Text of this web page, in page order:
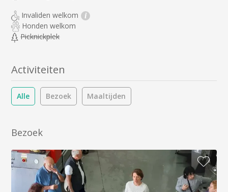
Invaliden welkom i
Honden welkom
Picknickplek
Activiteiten
Alle Bezoek Maaltijden
Bezoek